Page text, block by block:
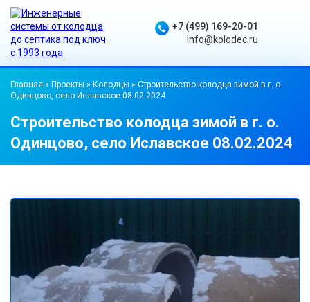
+7 (499) 169-20-01
info@kolodec.ru
Главная » Проекты » Колодцы » Строительство колодца зимой в г. о.
Одинцово, село Иславское 08.02.2024
Строительство колодца зимой в г. о.
Одинцово, село Иславское 08.02.2024